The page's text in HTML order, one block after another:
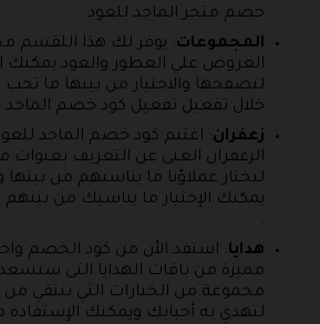
خصم متجر الماجد للعود .
المجموعات: يوفر لك هذا اللقسم
العروض علي العطور والعود يمكنك
لتصفحها والاختيار من بينها ما
خلال تفعيل تفعيل كود خصم الماجد
زعفران: اغتنم كود خصم الماجد
الزعفران الغنى عن التعريف بعبوات
ليختار عملاؤنا ما يناسبهم من
يمكنك الإختيار ما يناسبك من
.
هدايا: استفد الأن من كود الخصم
مميزة من باقات الهدايا التى
مجموعة من الخيارات التي تنتقي من
لتهدي به أحبابك ويمكنك